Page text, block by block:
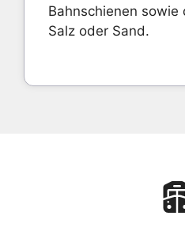
Bahnschienen sowie
Salz oder Sand.